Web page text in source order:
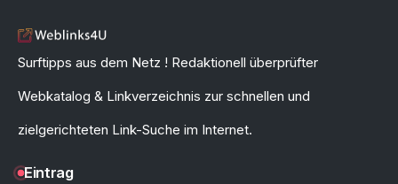
Surftipps aus dem Netz ! Redaktionell überprüfter
Webkatalog & Linkverzeichnis zur schnellen und
zielgerichteten Link-Suche im Internet.
Eintrag